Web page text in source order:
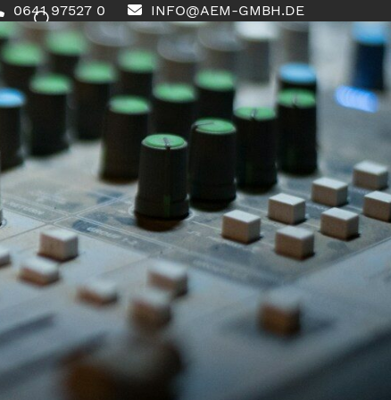
0641 97527 0 INFO@AEM-GMBH.DE